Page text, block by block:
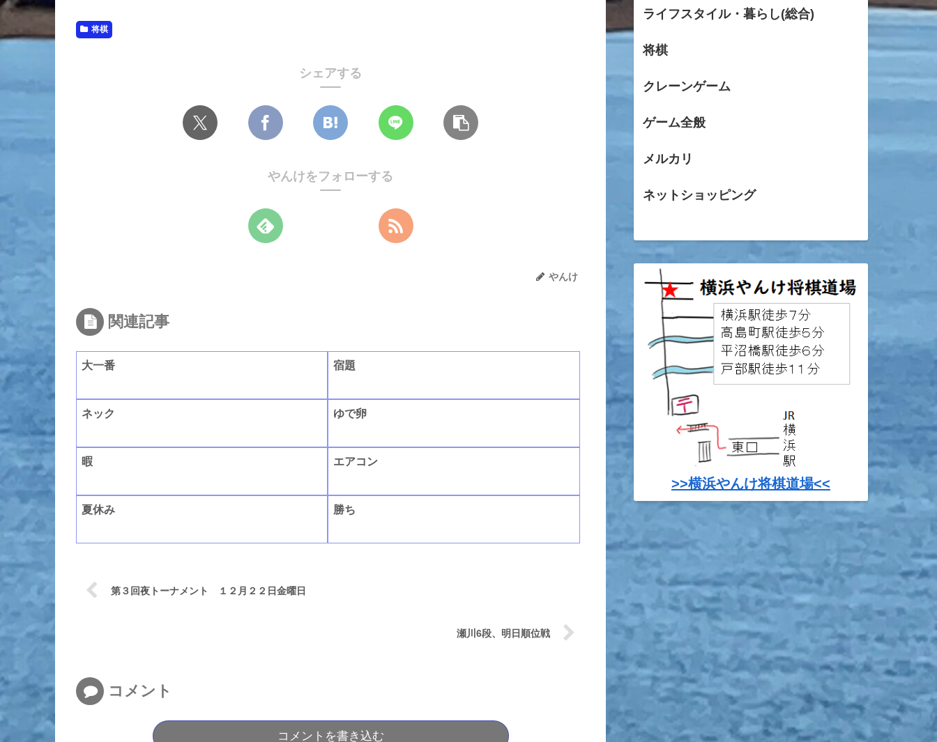
将棋
シェアする
やんけをフォローする
やんけ
関連記事
大一番 宿題
ネック ゆで卵
暇 エアコン
夏休み 勝ち
第３回夜トーナメント １２月２２日金曜日
瀬川6段、明日順位戦
コメント
コメントを書き込む
ライフスタイル・暮らし(総合)
将棋
クレーンゲーム
ゲーム全般
メルカリ
ネットショッピング
>>横浜やんけ将棋道場<<